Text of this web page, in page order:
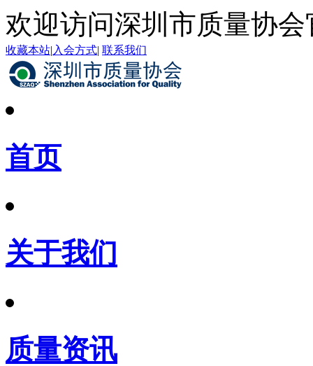
欢迎访问深圳市质量协会
收藏本站| 入会方式| 联系我们
首页
关于我们
质量资讯